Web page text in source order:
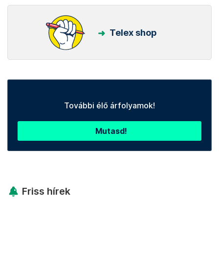
Telex shop
További élő árfolyamok!
Mutasd!
Friss hírek